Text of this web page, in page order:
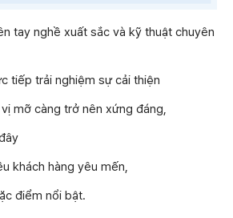
tay nghề xuất sắc và kỹ thuật chuyên
tiếp trải nghiệm sự cải thiện
mỡ càng trở nên xứng đáng,
khách hàng yêu mến,
điểm nổi bật.